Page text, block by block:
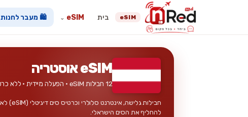
eSIM בית eSIM
⌄ 🛍️ מעבר לחנות
eSIM אוסטריה
12 חבילות eSIM · הפעלה מיידית · ללא כרטיס פיזי
להחליף את הסים הישראלי.